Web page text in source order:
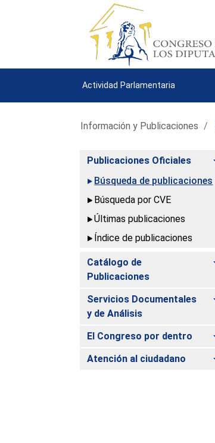
Actividad Parlamentaria
Información y Publicaciones
Publicaciones Oficiales
Búsqueda de publicaciones
Búsqueda por CVE
Últimas publicaciones
Índice de publicaciones
Catálogo de
Publicaciones
Servicios Documentales
y de Análisis
El Congreso por dentro
Atención al ciudadano